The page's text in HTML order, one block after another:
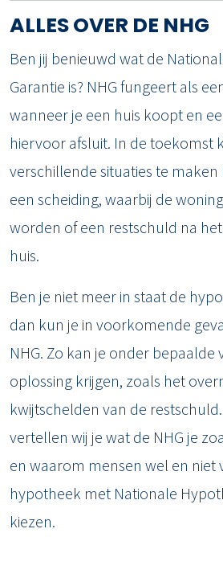
ALLES OVER DE NHG
Ben jij benieuwd wat de
Garantie is? NHG fungeert als
wanneer je een huis koopt en
hiervoor afsluit. In de toekomst
verschillende situaties te maken
een scheiding, waarbij de
worden of een restschuld na
huis.
Ben je niet meer in staat de
dan kun je in voorkomende
NHG. Zo kan je onder
oplossing krijgen, zoals het
kwijtschelden van de
vertellen wij je wat de NHG je
en waarom mensen wel en niet
hypotheek met Nationale
kiezen.